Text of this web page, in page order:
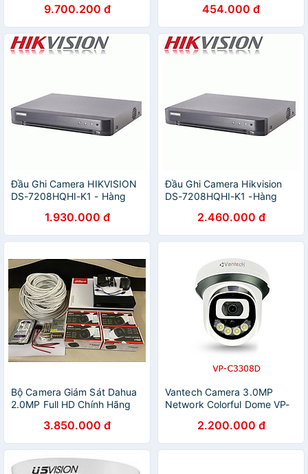
9.700.200 đ 454.000 đ
Đầu Ghi Camera HIKVISION
DS-7208HQHI-K1 - Hàng
1.930.000 đ
Đầu Ghi Camera Hikvision
DS-7208HQHI-K1 -Hàng
2.460.000 đ
Bộ Camera Giám Sát Dahua
2.0MP Full HD Chính Hãng
3.850.000 đ
Vantech Camera 3.0MP
Network Colorful Dome VP-
2.200.000 đ